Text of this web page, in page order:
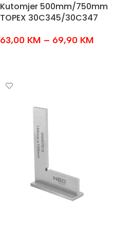
Kutomjer 500mm/750mm
TOPEX 30C345/30C347
63,00 KM – 69,90 KM